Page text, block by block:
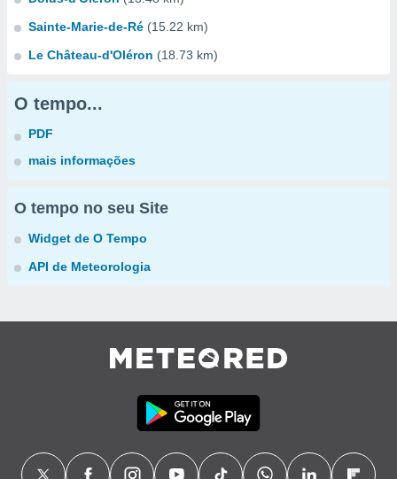
Sainte-Marie-de-Ré (15.22 km)
Le Château-d'Oléron (18.73 km)
O tempo...
PDF
mais informações
O tempo no seu Site
Widget de O Tempo
API de Meteorologia